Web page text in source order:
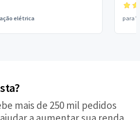
elétrica para
mais de 250 mil pedidos